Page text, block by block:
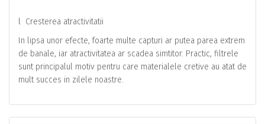
l Cresterea atractivitatii
In lipsa unor efecte, foarte multe capturi ar putea parea extrem
de banale, iar atractivitatea ar scadea simtitor. Practic, filtrele
sunt principalul motiv pentru care materialele cretive au atat de
mult succes in zilele noastre.